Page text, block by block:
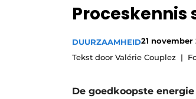
Privacy / Cookie
Vacatures
DUURZAAMHEID21 november
Tekst door Valérie Couplez
De goedkoopste